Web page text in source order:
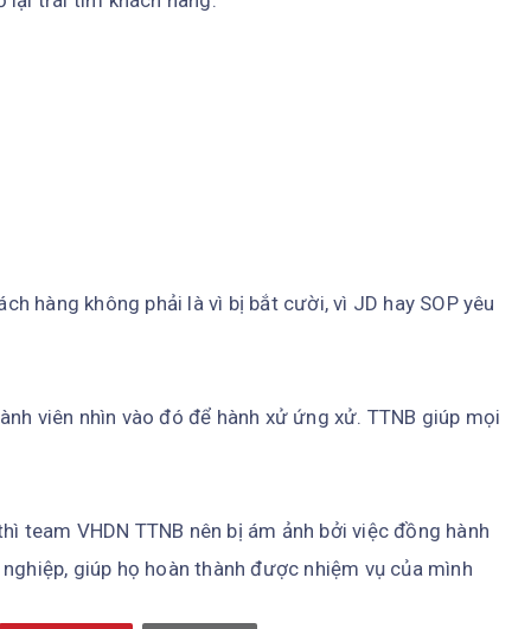
hàng không phải là vì bị bắt cười, vì JD hay SOP yêu
viên nhìn vào đó để hành xử ứng xử. TTNB giúp mọi
team VHDN TTNB nên bị ám ảnh bởi việc đồng hành
giúp họ hoàn thành được nhiệm vụ của mình